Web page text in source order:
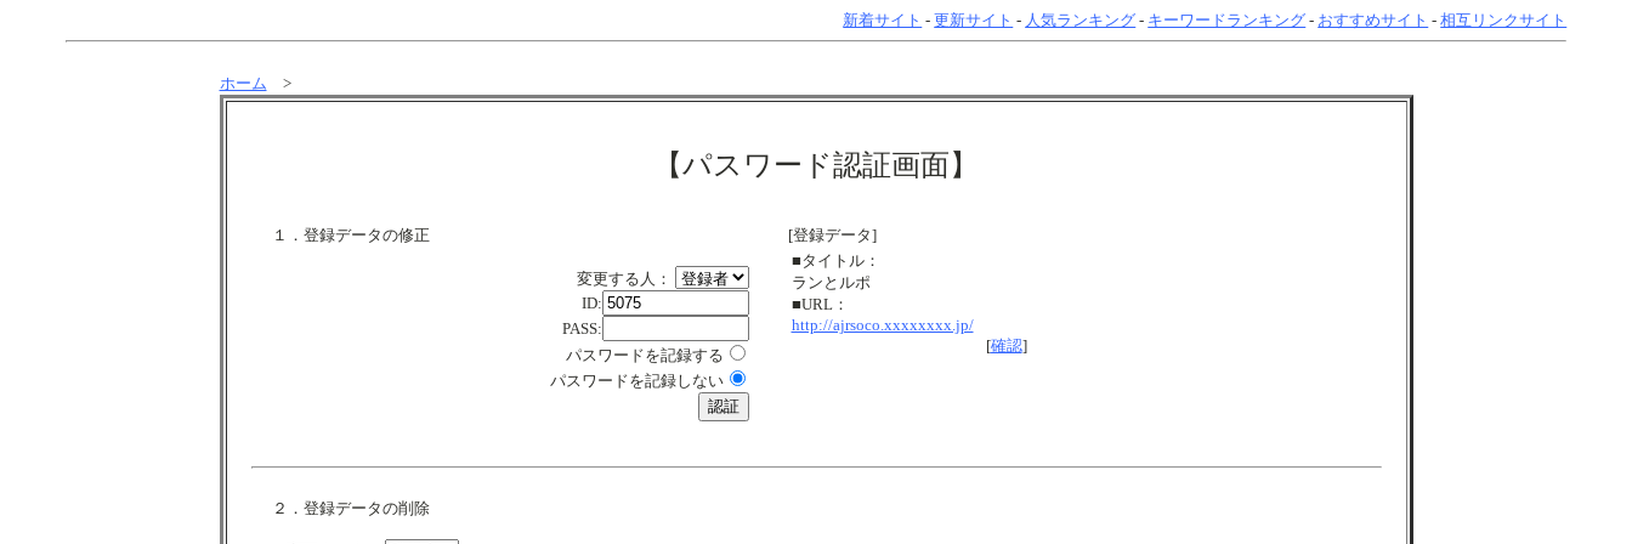
新着サイト -更新サイト - 人気ランキング - キーワードランキング - おすすめサイト -相互リンクサイト
ホーム >
【パスワード認証画面】
１．登録データの修正
変更する人：
ID:
PASS:
パスワードを記録する
パスワードを記録しない
[登録データ]
■タイトル：
ランとルポ
■URL：
http://ajrsoco.xxxxxxxx.jp/
[確認]
２．登録データの削除